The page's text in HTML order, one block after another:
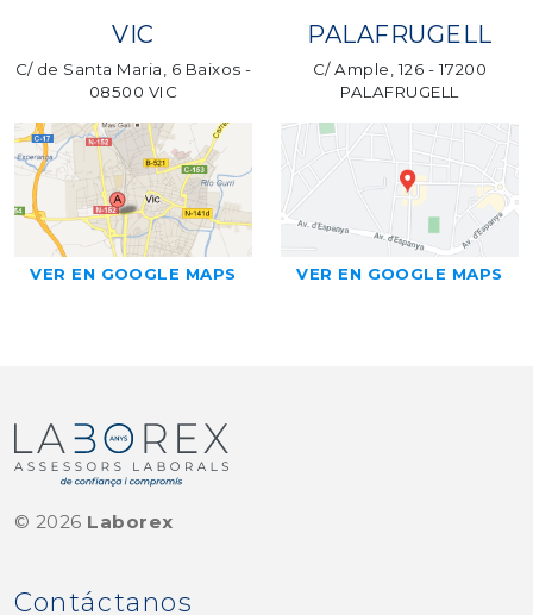
VIC
C/ de Santa Maria, 6 Baixos -
08500 VIC
VER EN GOOGLE MAPS
PALAFRUGELL
C/ Ample, 126 - 17200
PALAFRUGELL
VER EN GOOGLE MAPS
© 2026 Laborex
Contáctanos